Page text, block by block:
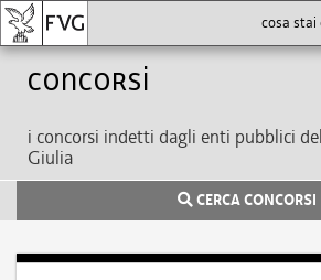
Concorsi
i concorsi indetti dagli enti pubblici
Giulia
CERCA CONCORSI